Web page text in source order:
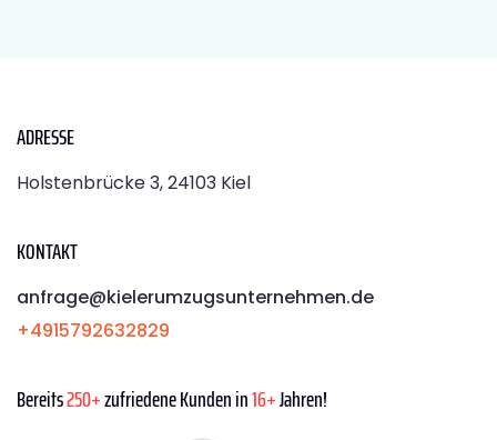
ADRESSE
Holstenbrücke 3, 24103 Kiel
KONTAKT
anfrage@kielerumzugsunternehmen.de
+4915792632829
Bereits250+zufriedene Kunden in16+Jahren!